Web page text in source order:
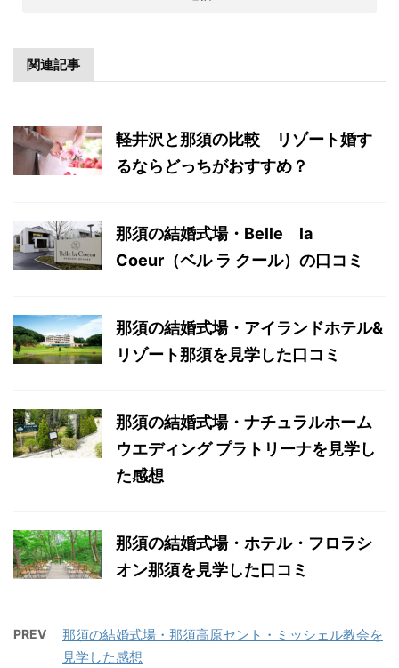
関連記事
軽井沢と那須の比較 リゾート婚す
るならどっちがおすすめ？
那須の結婚式場・Belle la
Coeur（ベル ラ クール）の口コミ
那須の結婚式場・アイランドホテル&
リゾート那須を見学した口コミ
那須の結婚式場・ナチュラルホーム
ウエディング プラトリーナを見学し
た感想
那須の結婚式場・ホテル・フロラシ
オン那須を見学した口コミ
PREV
那須の結婚式場・那須高原セント・ミッシェル教会を
見学した感想